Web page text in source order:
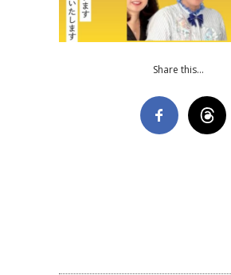
Share this…